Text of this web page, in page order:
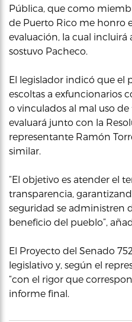
Pública, que como
de Puerto Rico me honro
evaluación, la cual incluirá
sostuvo Pacheco.
El legislador indicó que el
escoltas a exfuncionarios
o vinculados al mal uso
evaluará junto con la
representante Ramón
similar.
“El objetivo es atender el
transparencia,
seguridad se administren
beneficio del pueblo”,
El Proyecto del Senado
legislativo y, según el
“con el rigor que
informe final.